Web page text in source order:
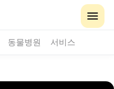
동물병원 서비스